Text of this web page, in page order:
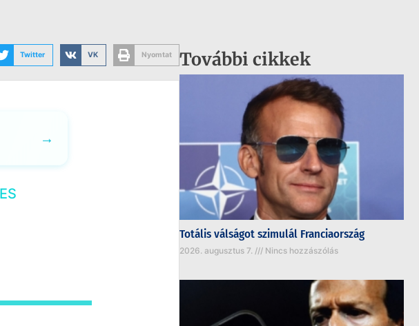
Twitter VK Nyomtat
→
ES
További cikkek
Totális válságot szimulál Franciaország
2026. augusztus 7. Nincs hozzászólás